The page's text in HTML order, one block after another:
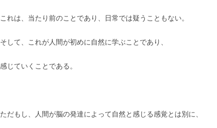
これは、当たり前のことであり、日常では疑うこともない。
そして、これが人間が初めに自然に学ぶことであり、
感じていくことである。
ただもし、人間が脳の発達によって自然と感じる感覚とは別に、